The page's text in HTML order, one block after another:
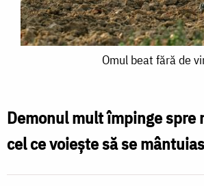
de
vin!
Omul beat fără de
Demonul mult împinge spre
cel ce voieşte să se